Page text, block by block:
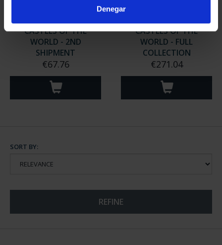
Denegar
CASTLES OF THE
WORLD - 2ND
SHIPMENT
€67.76
CASTLES OF THE
WORLD - FULL
COLLECTION
€271.04
SORT BY:
REFINE